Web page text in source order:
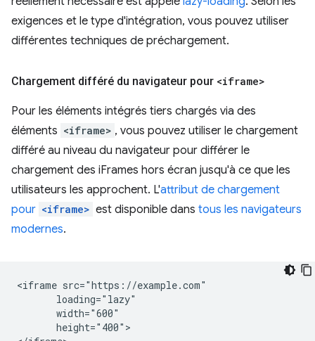
exigences et le type d'intégration, vous pouvez utiliser
différentes techniques de préchargement.
Chargement différé du navigateur pour <iframe>
Pour les éléments intégrés tiers chargés via des
éléments <iframe> , vous pouvez utiliser le chargement
différé au niveau du navigateur pour différer le
chargement des iFrames hors écran jusqu'à ce que les
utilisateurs les approchent. L'attribut de chargement
pour <iframe> est disponible dans tous les navigateurs
modernes.
<iframe src="https://example.com"
       loading="lazy"
       width="600"
       height="400">